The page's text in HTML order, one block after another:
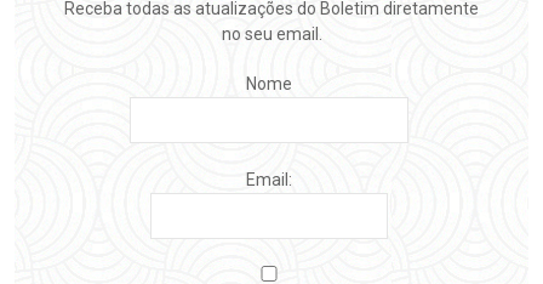
Receba todas as atualizações do Boletim diretamente
no seu email.
Nome
Email: